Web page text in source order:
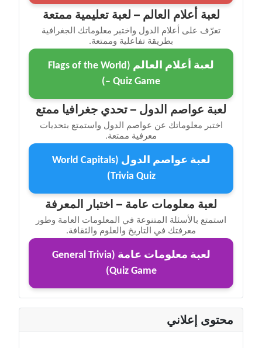
لعبة أعلام العالم – لعبة تعليمية ممتعة
تعرّف على أعلام الدول واختبر معلوماتك الجغرافية
بطريقة تفاعلية وممتعة.
لعبة أعلام العالم (Flags of the World
– Quiz Game)
لعبة عواصم الدول – تحدي جغرافيا ممتع
اختبر معلوماتك عن عواصم الدول واستمتع بتحديات
معرفية ممتعة.
لعبة عواصم الدول (World Capitals
Trivia Quiz)
لعبة معلومات عامة – اختبار المعرفة
استمتع بالأسئلة المتنوعة في المعلومات العامة وطور
معرفتك في التاريخ والعلوم والثقافة.
لعبة معلومات عامة (General Trivia
Quiz Game)
محتوى إعلاني